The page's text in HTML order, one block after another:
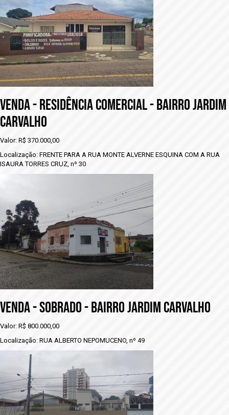
VENDA - rESIDÊNCIA COMERCIAL - BAIRRO JARDIM
CARVALHO
Valor: R$ 370.000,00
Localização: FRENTE PARA A RUA MONTE ALVERNE ESQUINA COM A RUA
ISAURA TORRES CRUZ, nº 30
VENDA - SOBRADO - BAIRRO JARDIM CARVALHO
Valor: R$ 800.000,00
Localização: RUA ALBERTO NEPOMUCENO, nº 49